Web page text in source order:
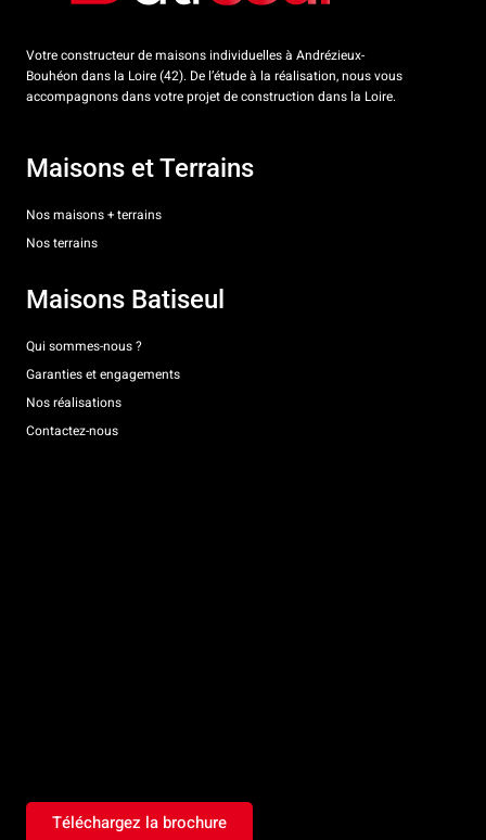
Votre constructeur de maisons individuelles à Andrézieux-
Bouhéon dans la Loire (42). De l’étude à la réalisation, nous vous
accompagnons dans votre projet de construction dans la Loire.
Maisons et Terrains
Nos maisons + terrains
Nos terrains
Maisons Batiseul
Qui sommes-nous ?
Garanties et engagements
Nos réalisations
Contactez-nous
Téléchargez la brochure